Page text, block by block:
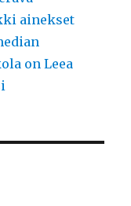
ainekset
on Leea